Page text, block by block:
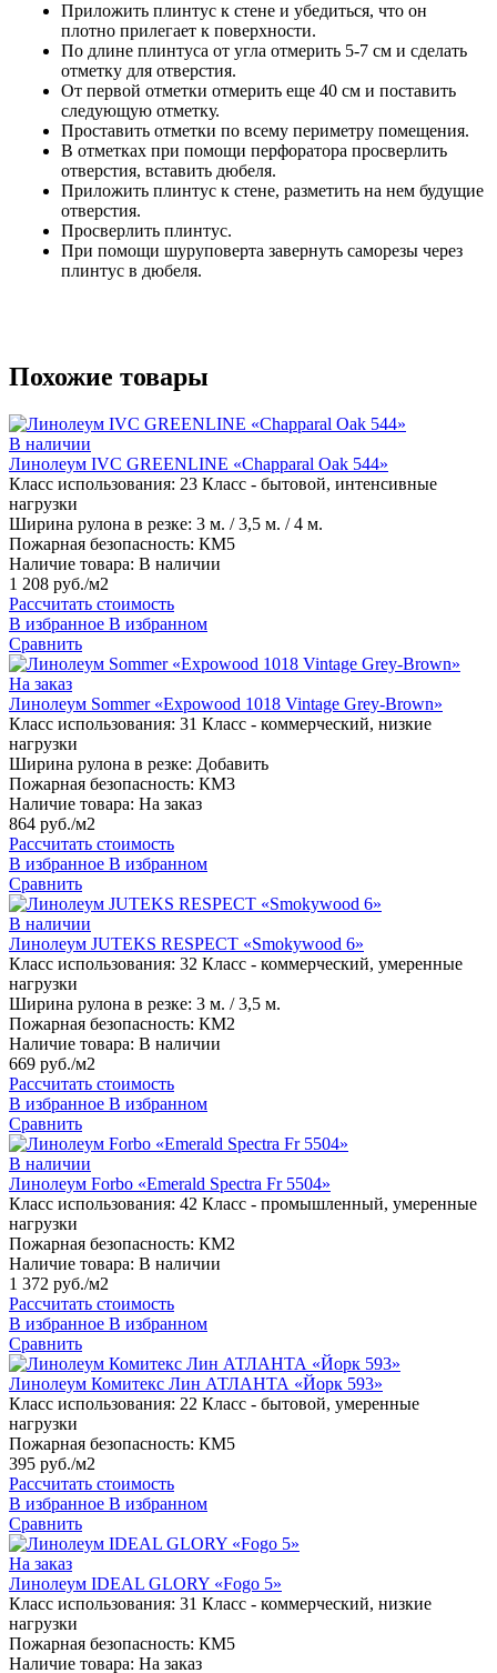
Приложить плинтус к стене и убедиться, что он
плотно прилегает к поверхности.
По длине плинтуса от угла отмерить 5-7 см и сделать
отметку для отверстия.
От первой отметки отмерить еще 40 см и поставить
следующую отметку.
Проставить отметки по всему периметру помещения.
В отметках при помощи перфоратора просверлить
отверстия, вставить дюбеля.
Приложить плинтус к стене, разметить на нем будущие
отверстия.
Просверлить плинтус.
При помощи шуруповерта завернуть саморезы через
плинтус в дюбеля.
Похожие товары
В наличии
Линолеум IVC GREENLINE «Chapparal Oak 544»
Класс использования: 23 Класс - бытовой, интенсивные
нагрузки
Ширина рулона в резке: 3 м. / 3,5 м. / 4 м.
Пожарная безопасность: КМ5
Наличие товара: В наличии
1 208 руб./м2
Рассчитать стоимость
В избранное В избранном
Сравнить
На заказ
Линолеум Sommer «Expowood 1018 Vintage Grey-Brown»
Класс использования: 31 Класс - коммерческий, низкие
нагрузки
Ширина рулона в резке: Добавить
Пожарная безопасность: КМ3
Наличие товара: На заказ
864 руб./м2
Рассчитать стоимость
В избранное В избранном
Сравнить
В наличии
Линолеум JUTEKS RESPECT «Smokywood 6»
Класс использования: 32 Класс - коммерческий, умеренные
нагрузки
Ширина рулона в резке: 3 м. / 3,5 м.
Пожарная безопасность: КМ2
Наличие товара: В наличии
669 руб./м2
Рассчитать стоимость
В избранное В избранном
Сравнить
В наличии
Линолеум Forbo «Emerald Spectra Fr 5504»
Класс использования: 42 Класс - промышленный, умеренные
нагрузки
Пожарная безопасность: КМ2
Наличие товара: В наличии
1 372 руб./м2
Рассчитать стоимость
В избранное В избранном
Сравнить
Линолеум Комитекс Лин АТЛАНТА «Йорк 593»
Класс использования: 22 Класс - бытовой, умеренные
нагрузки
Пожарная безопасность: КМ5
395 руб./м2
Рассчитать стоимость
В избранное В избранном
Сравнить
На заказ
Линолеум IDEAL GLORY «Fogo 5»
Класс использования: 31 Класс - коммерческий, низкие
нагрузки
Пожарная безопасность: КМ5
Наличие товара: На заказ